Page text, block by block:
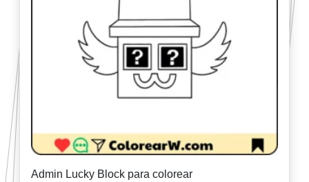
Admin Lucky Block para colorear